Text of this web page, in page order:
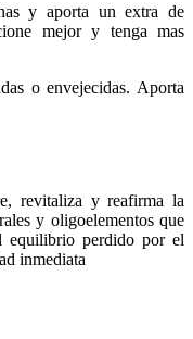
y aporta un extra de
mejor y tenga mas
o envejecidas. Aporta
revitaliza y reafirma la
y oligoelementos que
equilibrio perdido por el
inmediata